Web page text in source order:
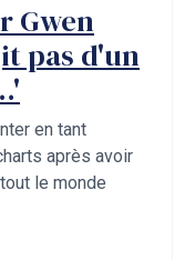
Gwen
pas d'un
en tant
après avoir
le monde